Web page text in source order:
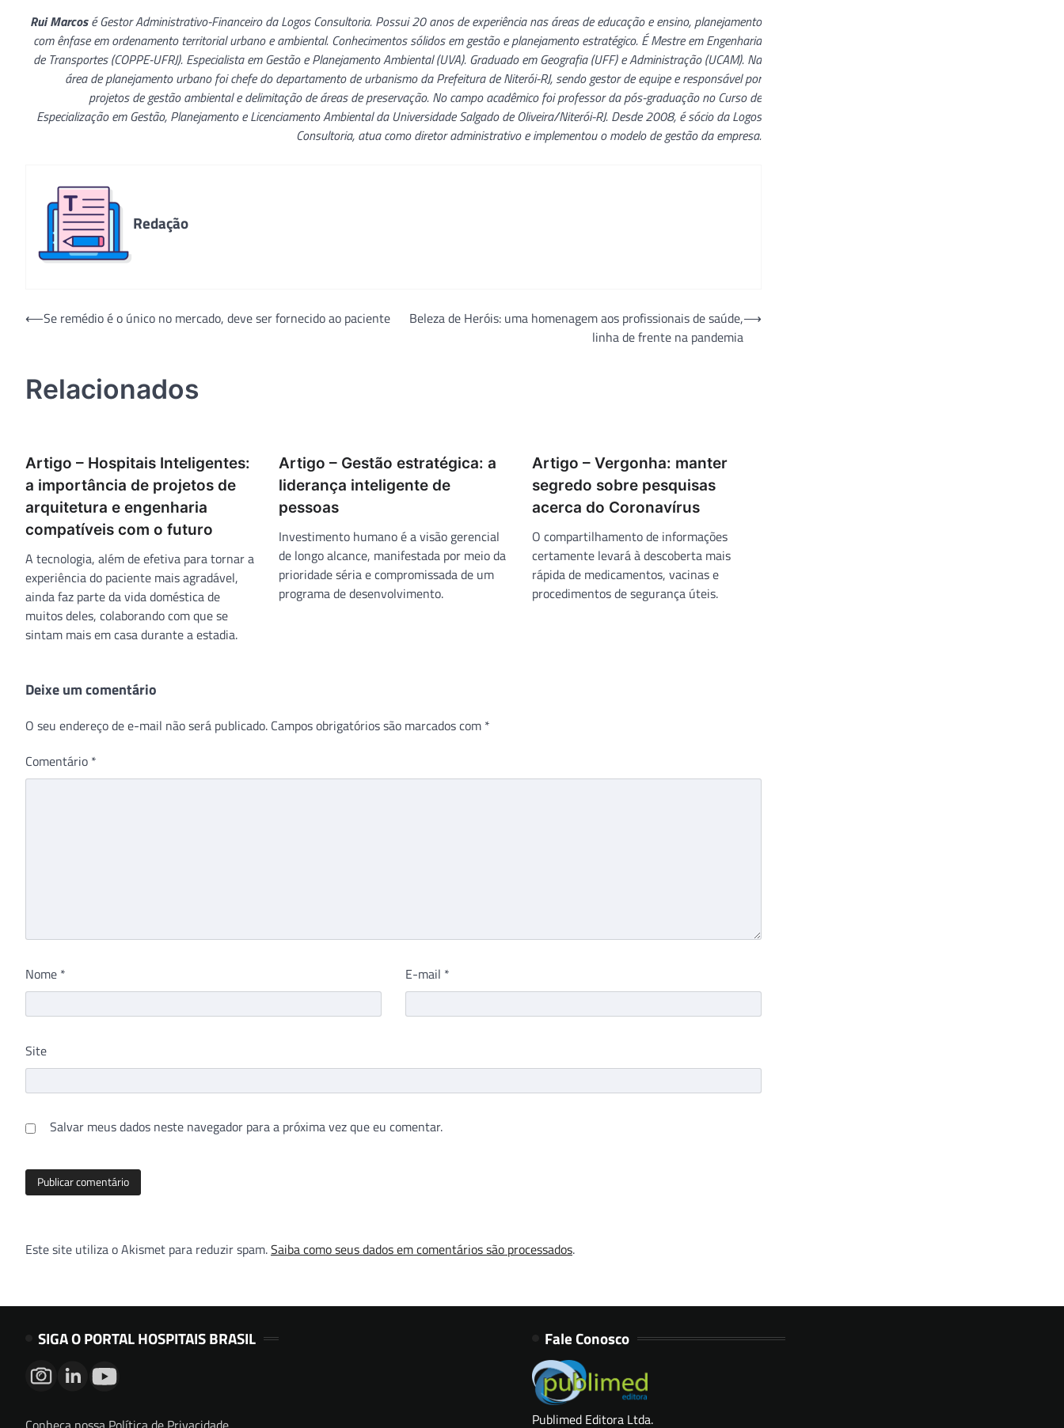
Rui Marcosé Gestor Administrativo-Financeiro da Logos Consultoria. Possui 20 anos de experiência nas áreas de educação e ensino, planejamento
com ênfase em ordenamento territorial urbano e ambiental. Conhecimentos sólidos em gestão e planejamento estratégico. É Mestre em Engenharia
de Transportes (COPPE-UFRJ). Especialista em Gestão e Planejamento Ambiental (UVA). Graduado em Geografia (UFF) e Administração (UCAM). Na
área de planejamento urbano foi chefe do departamento de urbanismo da Prefeitura de Niterói-RJ, sendo gestor de equipe e responsável por
projetos de gestão ambiental e delimitação de áreas de preservação. No campo acadêmico foi professor da pós-graduação no Curso de
Especialização em Gestão, Planejamento e Licenciamento Ambiental da Universidade Salgado de Oliveira/Niterói-RJ. Desde 2008, é sócio da Logos
Consultoria, atua como diretor administrativo e implementou o modelo de gestão da empresa.
Redação
Navegação
⟵Se remédio é o único no mercado, deve ser fornecido ao paciente
Beleza de Heróis: uma homenagem aos profissionais de saúde,
linha de frente na pandemia
⟶
Relacionados
Artigo – Hospitais Inteligentes:
a importância de projetos de
arquitetura e engenharia
compatíveis com o futuro
A tecnologia, além de efetiva para tornar a
experiência do paciente mais agradável,
ainda faz parte da vida doméstica de
muitos deles, colaborando com que se
sintam mais em casa durante a estadia.
Artigo – Gestão estratégica: a
liderança inteligente de
pessoas
Investimento humano é a visão gerencial
de longo alcance, manifestada por meio da
prioridade séria e compromissada de um
programa de desenvolvimento.
Artigo – Vergonha: manter
segredo sobre pesquisas
acerca do Coronavírus
O compartilhamento de informações
certamente levará à descoberta mais
rápida de medicamentos, vacinas e
procedimentos de segurança úteis.
Deixe um comentário
O seu endereço de e-mail não será publicado. Campos obrigatórios são marcados com *
Comentário *
Nome * E-mail *
Site
Salvar meus dados neste navegador para a próxima vez que eu comentar.
Este site utiliza o Akismet para reduzir spam.Saiba como seus dados em comentários são processados.
SIGA O PORTAL HOSPITAIS BRASIL Fale Conosco
Publimed Editora Ltda.